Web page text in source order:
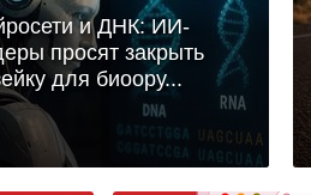
и ДНК: ИИ-
просят закрыть
для биоору...